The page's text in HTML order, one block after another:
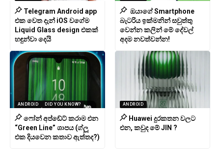
Telegram Android app
එක වෙත දැන් iOS වගේම
Liquid Glass design එකක්
හඳුන්වා දෙයි
ඔයාගේ Smartphone
බැටරිය ඉක්මනින් සවුත්තු
වෙන්න කලින් මේ දේවල්
අදම නවත්වන්න!
ANDROID DID YOU KNOW?
ෆෝන් අප්ඩේට් කරාම එන
“Green Line” ශාපය (ග්ලූ
එක දියවෙන කතාව ඇත්තද?)
ANDROID
Huawei දුරකතන වලට
එන, කවුද මේ JIN ?